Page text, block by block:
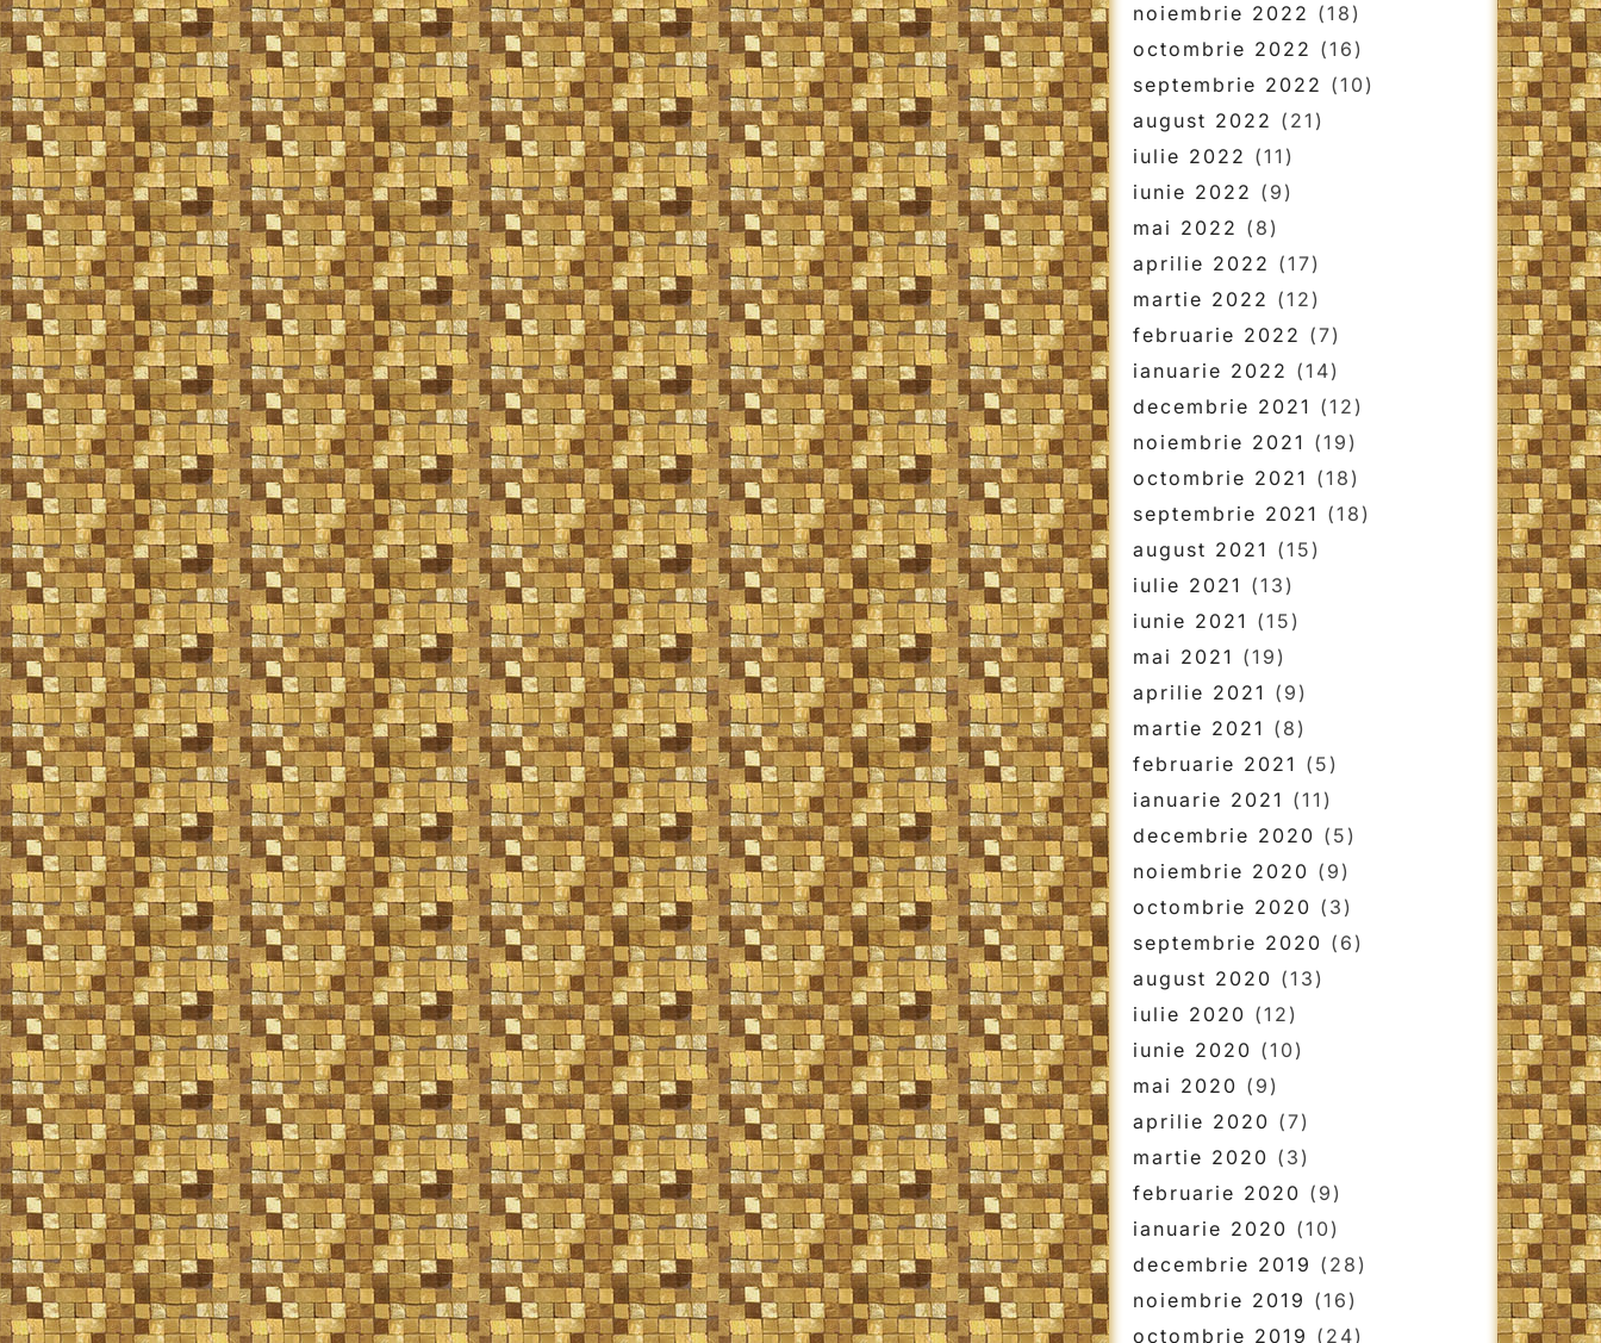
noiembrie 2022 (18)
octombrie 2022 (16)
septembrie 2022 (10)
august 2022 (21)
iulie 2022 (11)
iunie 2022 (9)
mai 2022 (8)
aprilie 2022 (17)
martie 2022 (12)
februarie 2022 (7)
ianuarie 2022 (14)
decembrie 2021 (12)
noiembrie 2021 (19)
octombrie 2021 (18)
septembrie 2021 (18)
august 2021 (15)
iulie 2021 (13)
iunie 2021 (15)
mai 2021 (19)
aprilie 2021 (9)
martie 2021 (8)
februarie 2021 (5)
ianuarie 2021 (11)
decembrie 2020 (5)
noiembrie 2020 (9)
octombrie 2020 (3)
septembrie 2020 (6)
august 2020 (13)
iulie 2020 (12)
iunie 2020 (10)
mai 2020 (9)
aprilie 2020 (7)
martie 2020 (3)
februarie 2020 (9)
ianuarie 2020 (10)
decembrie 2019 (28)
noiembrie 2019 (16)
octombrie 2019 (24)